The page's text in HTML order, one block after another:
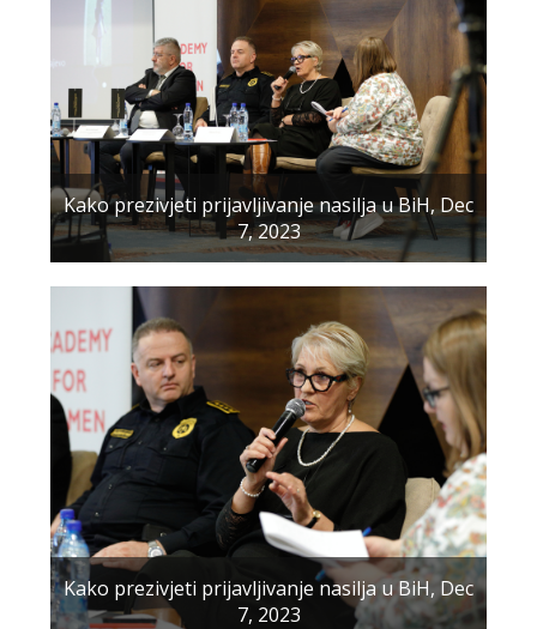
Kako prezivjeti prijavljivanje nasilja u BiH, Dec
7, 2023
Kako prezivjeti prijavljivanje nasilja u BiH, Dec
7, 2023